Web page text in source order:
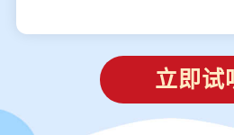
立即试